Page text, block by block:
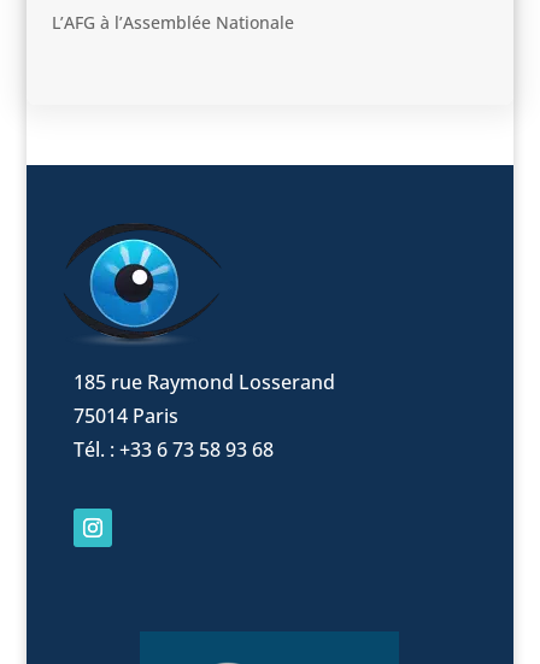
L’AFG à l’Assemblée Nationale
185 rue Raymond Losserand
75014 Paris
Tél. : +33 6 73 58 93 68